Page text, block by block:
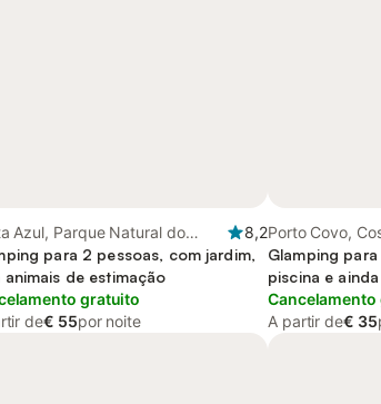
Azul, Parque Natural do
Alentejano e Costa
8,2
para 2 pessoas, com jardim,
animais de estimação
gratuito
de€ 55por noite
Porto Covo,
Glamping
piscina e
A partir de€ 35